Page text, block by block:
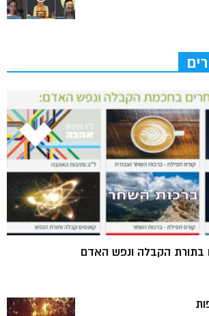
בתורת הקבלה ונפש האדם